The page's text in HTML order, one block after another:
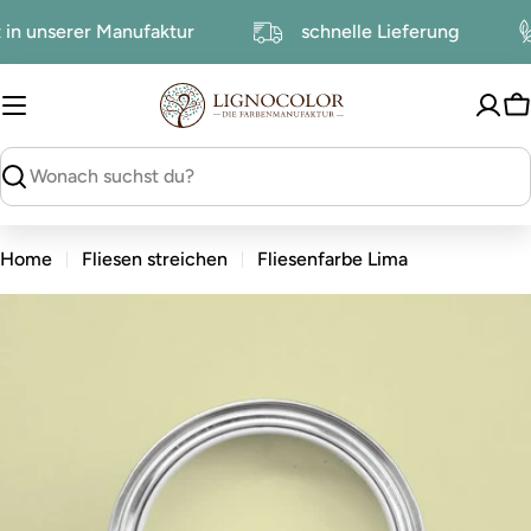
Inhalt
in unserer Manufaktur schnelle Lieferung
suchen
Home Fliesen streichen Fliesenfarbe Lima